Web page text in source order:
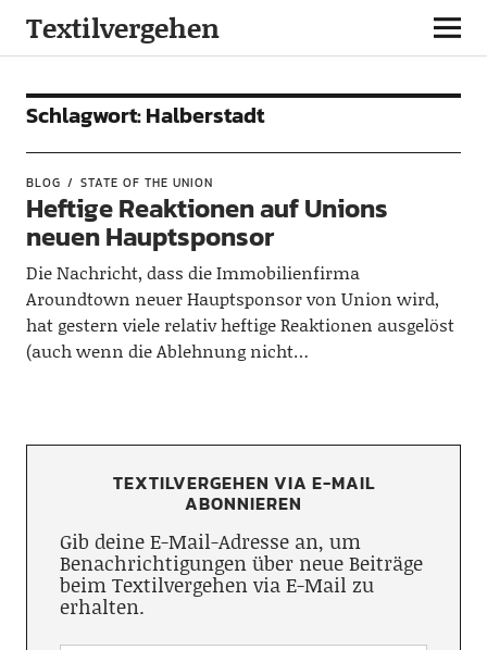
Textilvergehen
Schlagwort:Halberstadt
BLOG STATE OF THE UNION
Heftige Reaktionen auf Unions
neuen Hauptsponsor
Die Nachricht, dass die Immobilienfirma
Aroundtown neuer Hauptsponsor von Union wird,
hat gestern viele relativ heftige Reaktionen ausgelöst
(auch wenn die Ablehnung nicht…
TEXTILVERGEHEN VIA E-MAIL
ABONNIEREN
Gib deine E-Mail-Adresse an, um
Benachrichtigungen über neue Beiträge
beim Textilvergehen via E-Mail zu
erhalten.